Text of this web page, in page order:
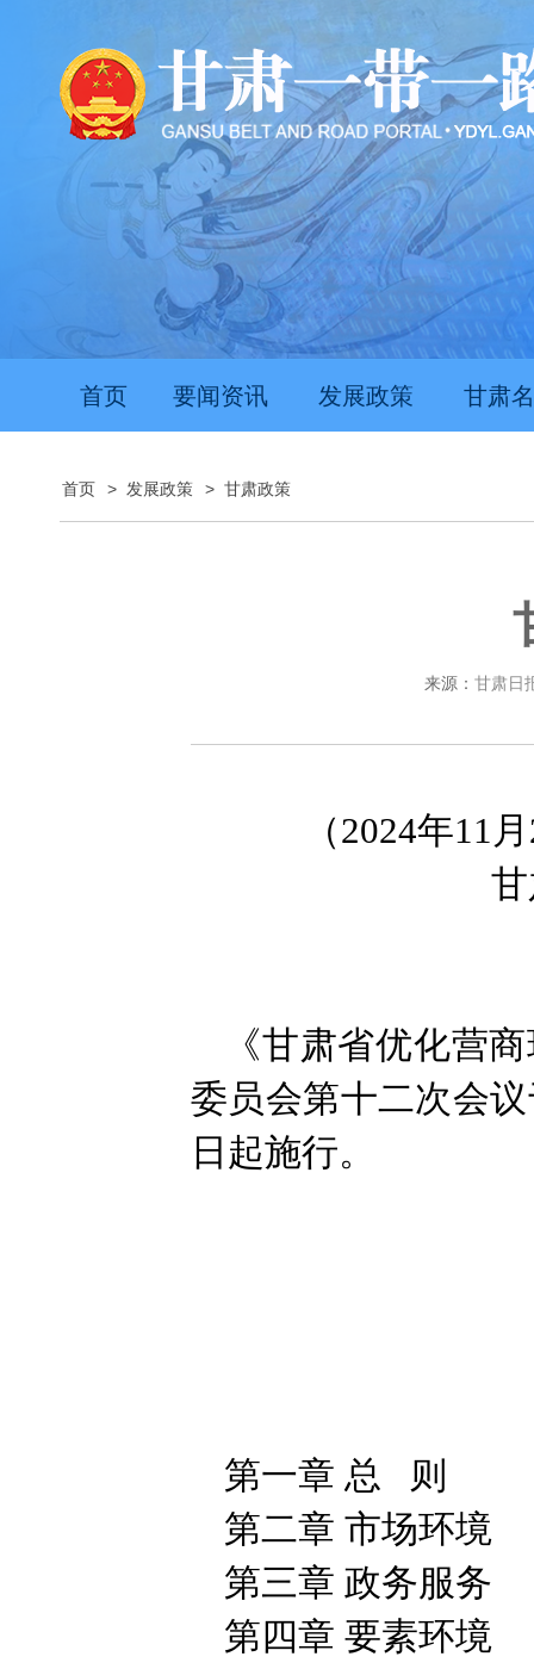
首页 要闻资讯 发展政策 甘肃
首页 > 发展政策 > 甘肃政策
来源： 甘肃日
（2024年11
《甘肃省优化营
委员会第十二次会
日起施行。
第一章 总 则
第二章 市场环境
第三章 政务服务
第四章 要素环境